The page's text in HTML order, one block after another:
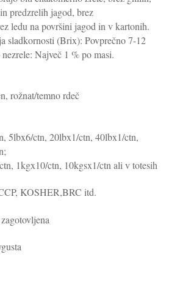
predzrelih jagod, brez
ledu na površini jagod in v kartonih.
sladkornosti (Brix): Povprečno 7-12
Največ 1 % po masi.
rožnat/temno rdeč
5lbx6/ctn, 20lbx1/ctn, 40lbx1/ctn,
1kgx10/ctn, 10kgsx1/ctn ali v totesih
KOSHER,BRC itd.